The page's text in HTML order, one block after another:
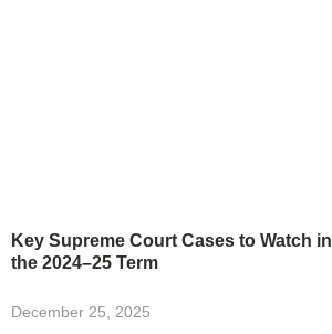
Key Supreme Court Cases to Watch in
the 2024–25 Term
December 25, 2025